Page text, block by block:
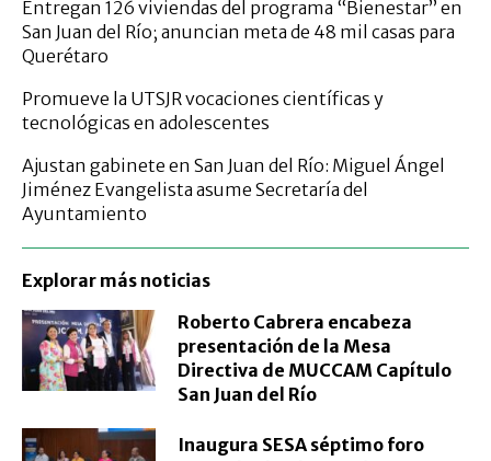
Entregan 126 viviendas del programa “Bienestar” en
San Juan del Río; anuncian meta de 48 mil casas para
Querétaro
Promueve la UTSJR vocaciones científicas y
tecnológicas en adolescentes
Ajustan gabinete en San Juan del Río: Miguel Ángel
Jiménez Evangelista asume Secretaría del
Ayuntamiento
Explorar más noticias
Roberto Cabrera encabeza
presentación de la Mesa
Directiva de MUCCAM Capítulo
San Juan del Río
Inaugura SESA séptimo foro